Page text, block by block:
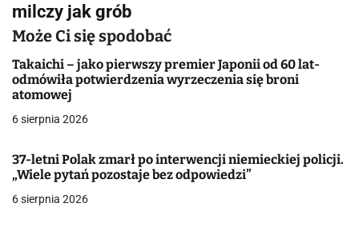
a
c
j
a
p
i
milczy jak grób
Może Ci się spodobać
Takaichi – jako pierwszy premier Japonii od 60 lat-
odmówiła potwierdzenia wyrzeczenia się broni
atomowej
6 sierpnia 2026
37-letni Polak zmarł po interwencji niemieckiej policji.
„Wiele pytań pozostaje bez odpowiedzi”
6 sierpnia 2026